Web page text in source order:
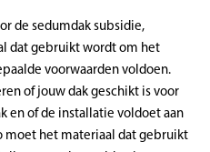
de sedumdak subsidie,
dat gebruikt wordt om het
voorwaarden voldoen.
of jouw dak geschikt is voor
en of de installatie voldoet aan
moet het materiaal dat gebruikt